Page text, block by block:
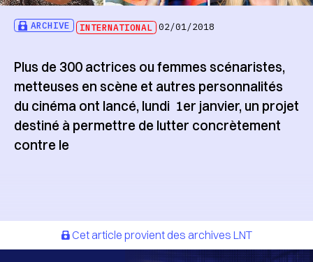
ARCHIVE INTERNATIONAL 02/01/2018
Plus de 300 actrices ou femmes scénaristes,
metteuses en scène et autres personnalités
du cinéma ont lancé, lundi 1er janvier, un projet
destiné à permettre de lutter concrètement
contre le
Cet article provient des archives LNT